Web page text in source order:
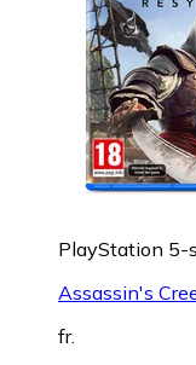
PlayStation 5-
Assassin's
fr.